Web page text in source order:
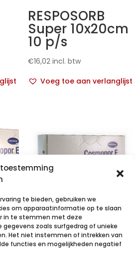
te bieden, gebruiken we
om apparaatinformatie op te slaan
in te stemmen met deze
gegevens zoals surfgedrag of unieke
Het niet instemmen of intrekken van
functies en mogelijkheden negatief
RESPOSORB
Super 10x20cm
10 p/s
€16,02 incl. btw
Voeg toe aan verlanglijst
COSMOPOR E
latexfree